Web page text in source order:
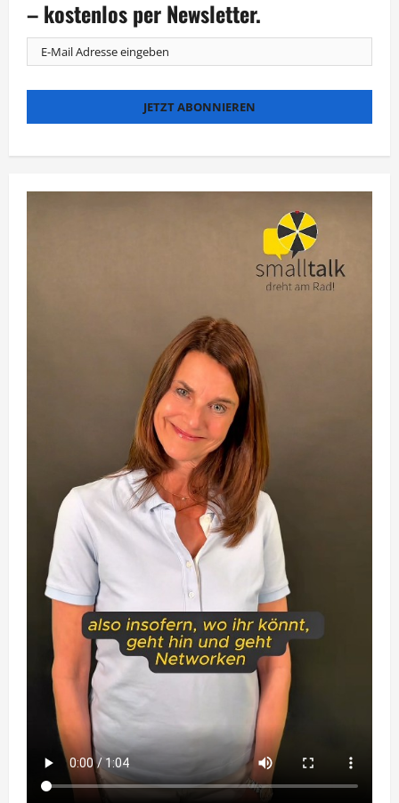
gewinnt
– kostenlos per Newsletter.